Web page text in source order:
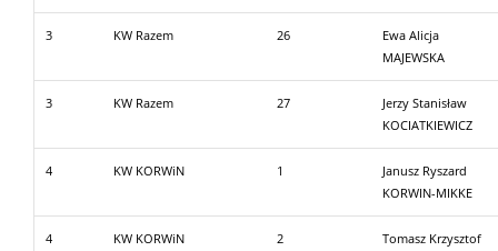
3 KW Razem 26
Ewa Alicja
MAJEWSKA
3 KW Razem 27
Jerzy Stanisław
KOCIATKIEWICZ
4 KW KORWiN 1
Janusz Ryszard
KORWIN-MIKKE
4 KW KORWiN 2
Tomasz Krzysztof